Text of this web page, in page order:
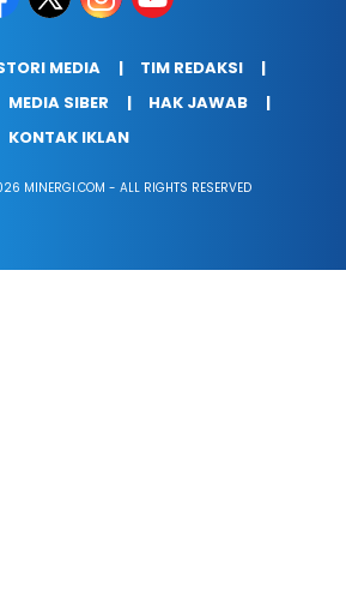
MEDIA
TIM REDAKSI
MEDIA SIBER
HAK JAWAB
KONTAK IKLAN
MINERGI.COM - ALL RIGHTS RESERVED